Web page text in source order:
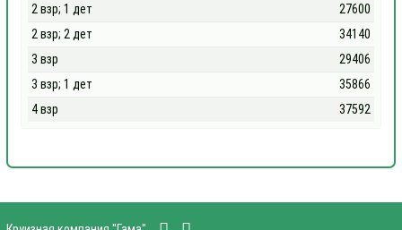
2 взр; 1 дет
27600
2 взр; 2 дет
34140
3 взр
29406
3 взр; 1 дет
35866
4 взр
37592